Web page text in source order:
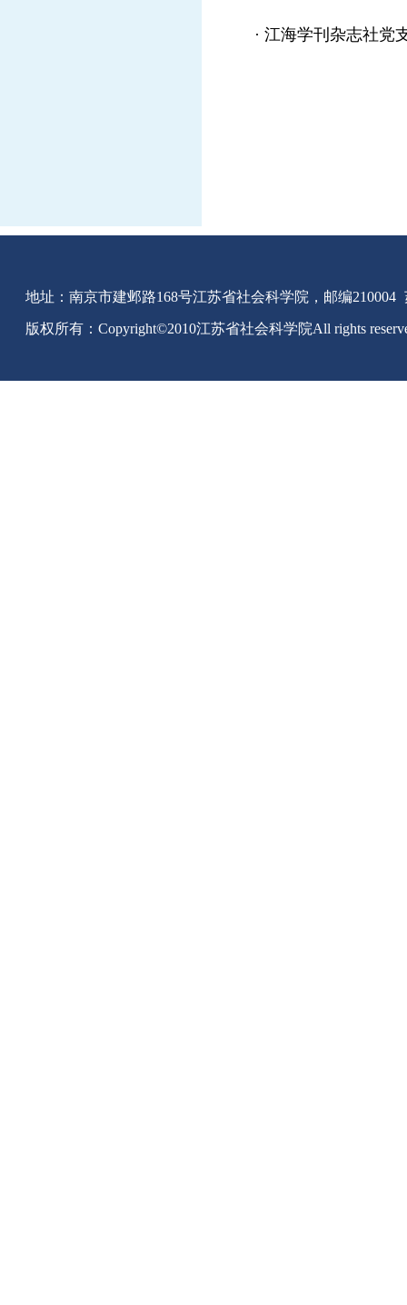
· 江海学刊杂志社党
地址：南京市建邺路168号江苏省社会科学院，邮编210004
版权所有：Copyright©2010江苏省社会科学院All rights